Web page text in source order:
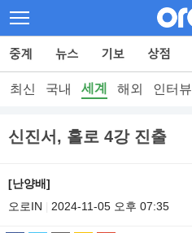
최신 국내 세계 해외 인터뷰
신진서, 홀로 4강 진출
[난양배]
오로IN
2024-11-05 오후 07:35